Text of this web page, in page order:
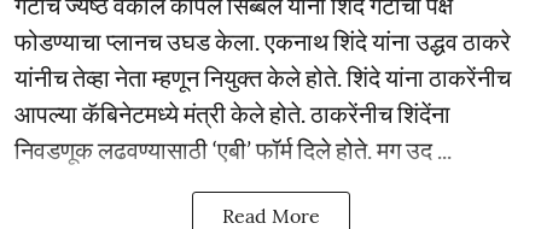
फोडण्याचा प्लानच उघड केला. एकनाथ शिंदे यांना उद्धव ठाकरे
यांनीच तेव्हा नेता म्हणून नियुक्त केले होते. शिंदे यांना ठाकरेंनीच
आपल्या कॅबिनेटमध्ये मंत्री केले होते. ठाकरेंनीच शिंदेंना
निवडणूक लढवण्यासाठी ‘एबी’ फॉर्म दिले होते. मग उद ...
Read More